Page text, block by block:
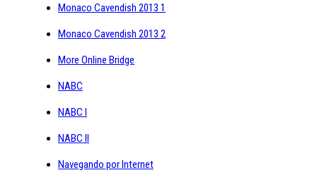
Monaco Cavendish 2013 1
Monaco Cavendish 2013 2
More Online Bridge
NABC
NABC I
NABC II
Navegando por Internet